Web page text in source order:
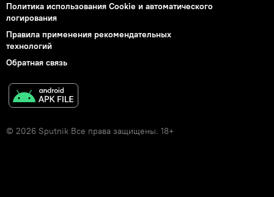
Политика использования Cookie и автоматического
логирования
Правила применения рекомендательных
технологий
Обратная связь
© 2026 Sputnik Все права защищены. 18+